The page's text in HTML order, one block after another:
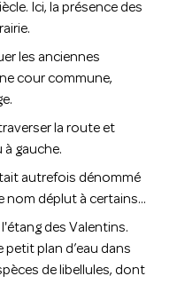
Ici, la présence des
les anciennes
cour commune,
la route et
à gauche.
autrefois dénommé
nom déplut à certains...
des Valentins.
petit plan d’eau dans
de libellules, dont